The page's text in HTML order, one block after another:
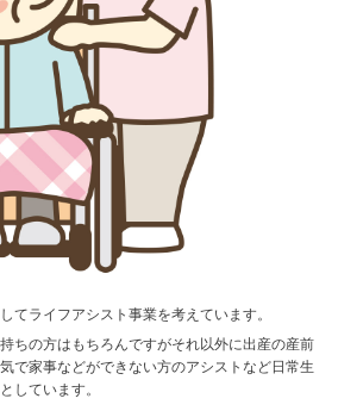
てライフアシスト事業を考えています。
ちの方はもちろんですがそれ以外に出産の産前
で家事などができない方のアシストなど日常生
しています。